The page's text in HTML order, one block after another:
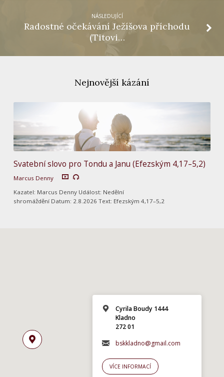
NÁSLEDUJÍCÍ
Radostné očekávání Ježíšova příchodu
(Titovi…
Nejnovější kázání
Svatební slovo pro Tondu a Janu (Efezským 4,17–5,2)
Marcus Denny
Kazatel: Marcus Denny Událost: Nedělní
shromáždění Datum: 2.8.2026 Text: Efezským 4,17–5,2
Cyrila Boudy 1444
Kladno
272 01
bskkladno@gmail.com
VÍCE INFORMACÍ